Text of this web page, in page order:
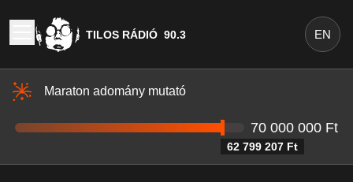
TILOS RÁDIÓ 90.3 EN
Maraton adomány mutató
62 799 207 Ft
70 000 000 Ft